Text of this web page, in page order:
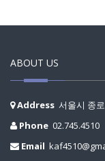
ABOUT US
Address 서울시 종
Phone 02.745.4510
Email